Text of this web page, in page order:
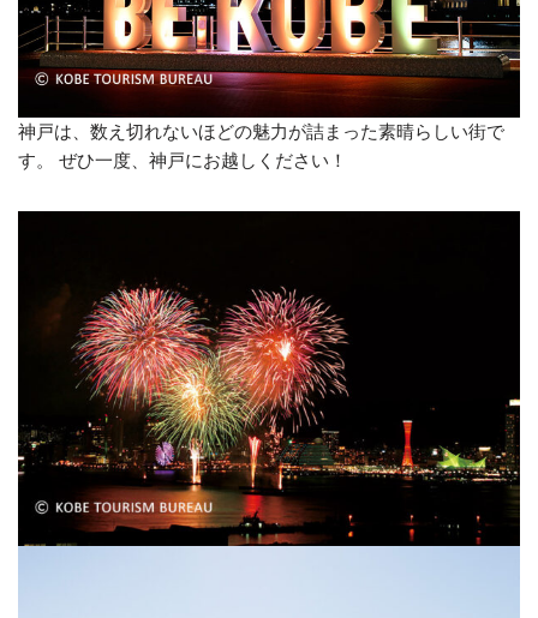
神戸は、数え切れないほどの魅力が詰まった素晴らしい街で
す。 ぜひ一度、神戸にお越しください！